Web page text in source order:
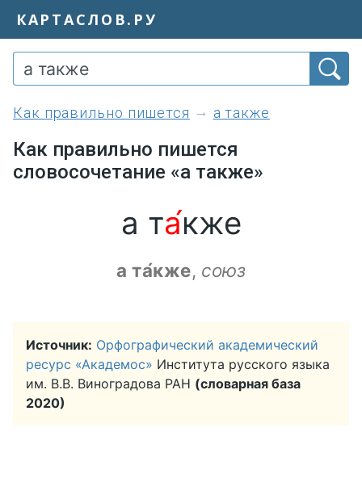
КАРТАСЛОВ.РУ
как правильно пишется а также
Как правильно пишется
словосочетание «а также»
а та́кже
а та́кже, союз
Источник: Орфографический академический
ресурс «Академос» Института русского языка
им. В.В. Виноградова РАН (словарная база
2020)